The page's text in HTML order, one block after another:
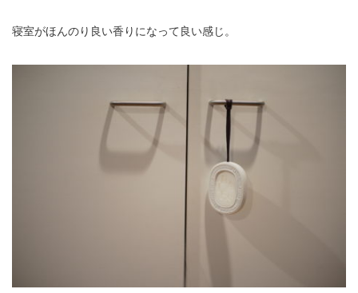
寝室がほんのり良い香りになって良い感じ。